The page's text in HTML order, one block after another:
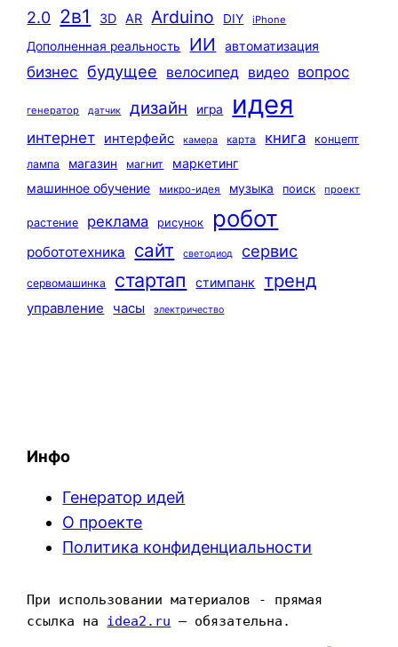
2.0 2в1 3D AR Arduino DIY iPhone
Дополненная реальность ИИ автоматизация
бизнес будущее велосипед видео вопрос
генератор датчик дизайн игра идея
интернет интерфейс камера карта книга
концепт
лампа
магазин магнит
маркетинг
машинное обучение
микро-идея музыка поиск проект
растение реклама рисунок робот
робототехника сайт светодиод сервис
сервомашинка стартап стимпанк тренд
управление часы электричество
Инфо
Генератор идей
О проекте
Политика конфиденциальности
При использовании материалов - прямая
ссылка на idea2.ru — обязательна.